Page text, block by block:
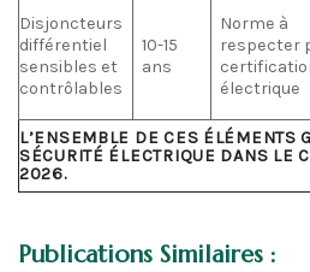
Disjoncteurs
différentiel
sensibles et
contrôlables
10-15
ans
Norme à
respecter
électrique
L’ENSEMBLE DE CES ÉLÉMENTS
SÉCURITÉ ÉLECTRIQUE DANS LE
2026.
Publications Similaires :